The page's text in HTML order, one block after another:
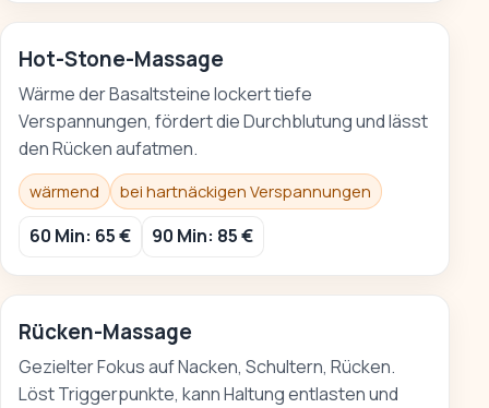
Hot-Stone-Massage
Wärme der Basaltsteine lockert tiefe
Verspannungen, fördert die Durchblutung und lässt
den Rücken aufatmen.
wärmend bei hartnäckigen Verspannungen
60 Min: 65 € 90 Min: 85 €
Rücken-Massage
Gezielter Fokus auf Nacken, Schultern, Rücken.
Löst Triggerpunkte, kann Haltung entlasten und